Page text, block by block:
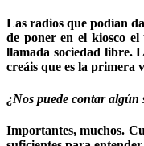
Las radios que podían
de poner en el kiosco el
llamada sociedad libre.
creáis que es la primera
¿Nos puede contar algún
Importantes, muchos.